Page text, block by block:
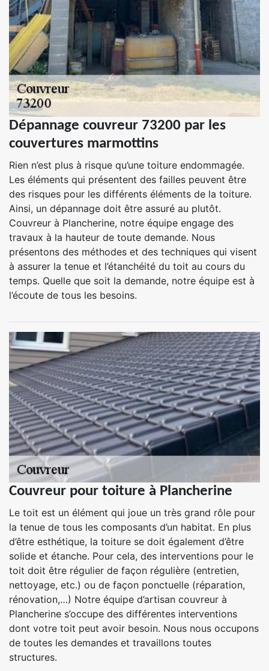
Dépannage couvreur 73200 par les
couvertures marmottins
Rien n’est plus à risque qu’une toiture endommagée.
Les éléments qui présentent des failles peuvent être
des risques pour les différents éléments de la toiture.
Ainsi, un dépannage doit être assuré au plutôt.
Couvreur à Plancherine, notre équipe engage des
travaux à la hauteur de toute demande. Nous
présentons des méthodes et des techniques qui visent
à assurer la tenue et l’étanchéité du toit au cours du
temps. Quelle que soit la demande, notre équipe est à
l’écoute de tous les besoins.
Couvreur pour toiture à Plancherine
Le toit est un élément qui joue un très grand rôle pour
la tenue de tous les composants d’un habitat. En plus
d’être esthétique, la toiture se doit également d’être
solide et étanche. Pour cela, des interventions pour le
toit doit être régulier de façon régulière (entretien,
nettoyage, etc.) ou de façon ponctuelle (réparation,
rénovation,…) Notre équipe d’artisan couvreur à
Plancherine s’occupe des différentes interventions
dont votre toit peut avoir besoin. Nous nous occupons
de toutes les demandes et travaillons toutes
structures.